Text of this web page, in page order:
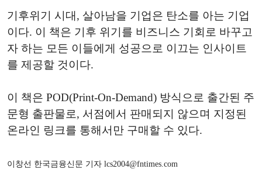
기후위기 시대, 살아남을 기업은 탄소를 아는 기업
이다. 이 책은 기후 위기를 비즈니스 기회로 바꾸고
자 하는 모든 이들에게 성공으로 이끄는 인사이트
를 제공할 것이다.
이 책은 POD(Print-On-Demand) 방식으로 출간된 주
문형 출판물로, 서점에서 판매되지 않으며 지정된
온라인 링크를 통해서만 구매할 수 있다.
이창선 한국금융신문 기자 lcs2004@fntimes.com